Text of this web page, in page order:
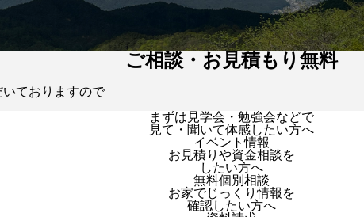
ご相談・お見積もり無料
いておりますので
まずは見学会・勉強会などで
見て・聞いて体感したい方へ
イベント情報
お見積りや資金相談を
したい方へ
無料個別相談
お家でじっくり情報を
確認したい方へ